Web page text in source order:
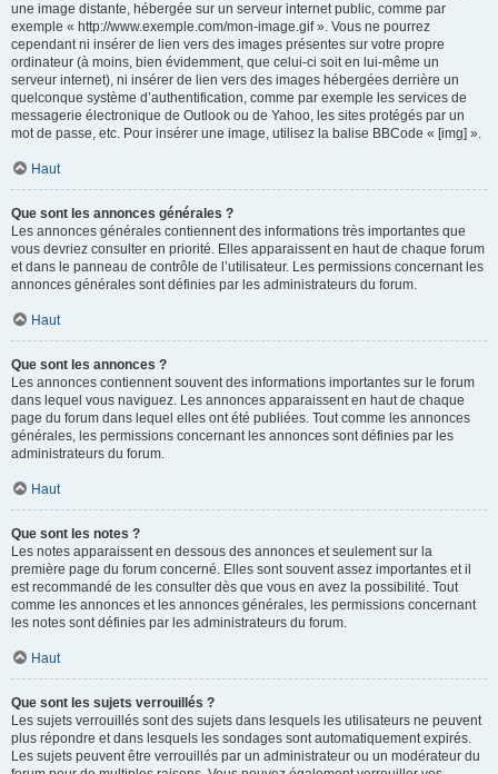
une image distante, hébergée sur un serveur internet public, comme par
exemple « http://www.exemple.com/mon-image.gif ». Vous ne pourrez
cependant ni insérer de lien vers des images présentes sur votre propre
ordinateur (à moins, bien évidemment, que celui-ci soit en lui-même un
serveur internet), ni insérer de lien vers des images hébergées derrière un
quelconque système d’authentification, comme par exemple les services de
messagerie électronique de Outlook ou de Yahoo, les sites protégés par un
mot de passe, etc. Pour insérer une image, utilisez la balise BBCode « [img] ».
Haut
Que sont les annonces générales ?
Les annonces générales contiennent des informations très importantes que
vous devriez consulter en priorité. Elles apparaissent en haut de chaque forum
et dans le panneau de contrôle de l’utilisateur. Les permissions concernant les
annonces générales sont définies par les administrateurs du forum.
Haut
Que sont les annonces ?
Les annonces contiennent souvent des informations importantes sur le forum
dans lequel vous naviguez. Les annonces apparaissent en haut de chaque
page du forum dans lequel elles ont été publiées. Tout comme les annonces
générales, les permissions concernant les annonces sont définies par les
administrateurs du forum.
Haut
Que sont les notes ?
Les notes apparaissent en dessous des annonces et seulement sur la
première page du forum concerné. Elles sont souvent assez importantes et il
est recommandé de les consulter dès que vous en avez la possibilité. Tout
comme les annonces et les annonces générales, les permissions concernant
les notes sont définies par les administrateurs du forum.
Haut
Que sont les sujets verrouillés ?
Les sujets verrouillés sont des sujets dans lesquels les utilisateurs ne peuvent
plus répondre et dans lesquels les sondages sont automatiquement expirés.
Les sujets peuvent être verrouillés par un administrateur ou un modérateur du